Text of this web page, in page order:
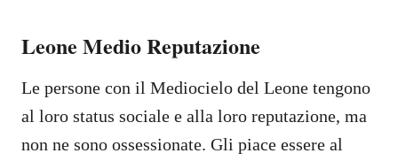
Leone Medio Reputazione
Le persone con il Mediocielo del Leone tengono
al loro status sociale e alla loro reputazione, ma
non ne sono ossessionate. Gli piace essere al